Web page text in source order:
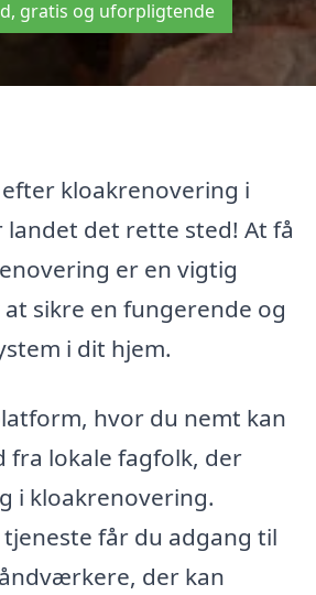
gratis og uforpligtende
kloakrenovering i
landet det rette sted! At få
er en vigtig
sikre en fungerende og
i dit hjem.
hvor du nemt kan
fra lokale fagfolk, der
i kloakrenovering.
får du adgang til
der kan